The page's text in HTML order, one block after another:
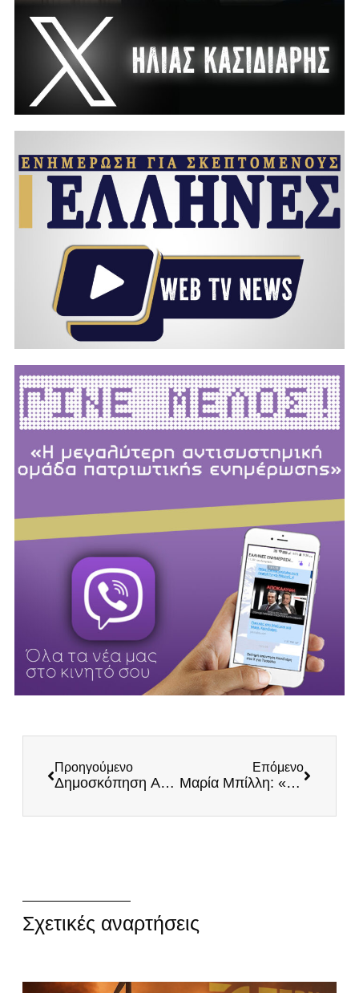
Προηγούμενο
Δημοσκόπηση ABACUS – aftodioikisi.gr: Ραγδαία πτώση ΝΔ, ΣΟΚ με Κασιδιάρη!
Επόμενο
Μαρία Μπίλλη: «Αυστηρά ουδέτερη έπρεπε να παραμείνει η Ελλάς» (Βίντεο)
Σχετικές αναρτήσεις